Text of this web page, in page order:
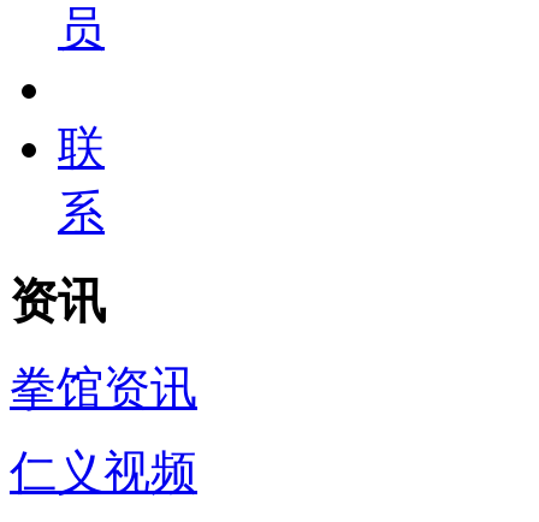
员
联
系
资讯
拳馆资讯
仁义视频